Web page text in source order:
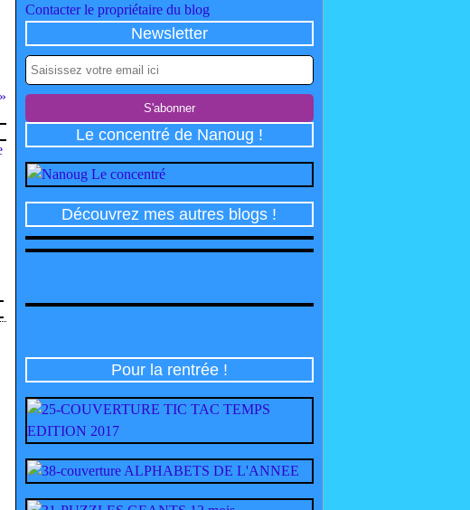
Contacter le propriétaire du blog
Newsletter
Le concentré de Nanoug !
Découvrez mes autres blogs !
Pour la rentrée !